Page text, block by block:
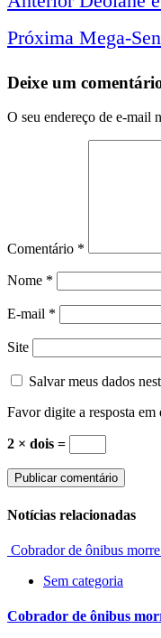
Navegação
notícias
Próxima Mega-
Deixe um
O seu endereço de e-mail
Comentário *
Nome *
E-mail *
Site
Salvar meus dados
Favor digite a resposta em
2 × dois =
Notícias relacionadas
Cobrador de ônibus
Sem categoria
Cobrador de ônibus